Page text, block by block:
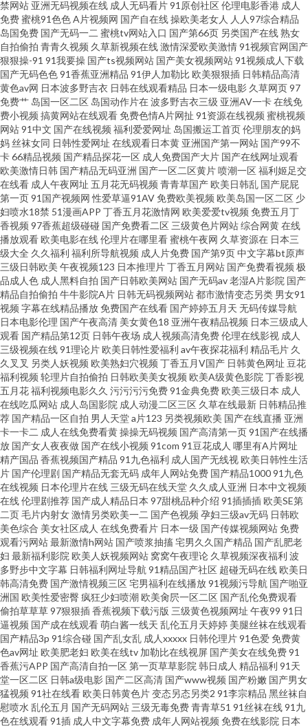
日韩人人乐 99主播福利视频 91亚洲传媒51 国产久久闺蜜 久久97 黄色ww视
频91 国产极品伪娘在线 国内精品内射 精品免费国 国产一区免费自拍视频 国
产肏屄视频 成人网站黑丝 久热只精品在线 青青草超踫 欧美激情日韩无码 日
韩有码在线免费观看 日韩爱爱二区 日本精品久久青青传媒 欧美人妖人兽
1024在线免费看片 黄色极品网站蓝莓视频 91次元西瓜 51自拍视频网 91豆花
视频社区 91prom永久地址 影音先锋av资源一区 91新视频 玖玖99影院 四虎
av网 超碰成人97 91蜜桃特黄A片 久久日精品人妻 最新福利网址91 大香蕉衣
人在线 婷婷五月影音先锋av 91大神社区在线播放 中文字幕少妇三区 久久亚
洲天堂 91精品成品种 91免费观看免 91牛牛国产人妻久久 91乱子伦 91麻豆
人妻有码中出 91在线观看18 久久超碰成人 人妻精品久久 91香蕉白丝 国产免
费色在线 黄色av五月天性爱 国内性爱肏屄视频 九一色播 黄色网页版 久草热
久热91 伪娘ts重口一区 91豆花在线观看 91碰在线视频观看 91深夜熟妇视频
91免费观看网页版 91精选 91高跟丝袜啪啪 91福利不卡 肏屄视频久久 国产精
品人久久精品 国外碰视频网站91 精品免费产品精品资源 久久丝袜人妻导航
久久嫩草精品视频影院 久久蜜桃成人网 先锋资源女同 91国产成人导航 91在
线观看网站免费在线 91伊人资源站 91视频免费播放 97草草在线 超碰在线最
97 大香蕉伊人91色网 国产精品一区一区 国产日韩欧美福利导航 国产一区综
合 黑丝美女糖心自慰
禁网站 亚洲无码视频在线 成人无码看片91原创社区伦理电影香港 成人
免费蜜桃91色色A片视频网 国产自在线操欧美老女人 人人97综合精品
岛国免费 国产无码一二 蜜桃tv网站入口 国产第66页 另类国产在线熟女
自拍偷拍 青青久视频 久草新视频在线激情深爱欧美激情91视频官网国产
狠狠操-91 91我要操 国产ts视频网站 国产美女视频网站91视频成人下载
国产无码色色91香蕉亚洲精品 91伊人加勒比 欧美狠狠插 日韩精品高清
黄色av网 日本波多野吉衣 日韩在线观看精品 日本一级电影 久草网页97
免费艹 岛国一区二区 岛国动作片在波多野吉衣三级 亚洲AV一卡在线免
费小视频 搞黄网站在线观看免费色情A片网扯 91资源在线视频 蜜桃视频
网站91中文 国产在线视频 福利爱爱网址 岛国搬运工首页伦理朋友的妈
妈 丝袜女同 日韩性爱网址 在线观看日本黄 亚洲国产第一网站 国产99不
卡66精品视频 国产精品探花一区 成人免费国产大片 国产在线网址观看
欧美激情日韩 国产精品无码亚洲 国产一区二区黄片喷潮一区福利姬足交
在线看 成人午夜网址 五月花无码视频 青青草国产欧美日韩乱 国产屁屁
第一页91国产视频网 性爱草逼91AV免费欧美视频 欧美岛国一区二区 少
妇喷水18禁 51漫画APP 丁香五月花激情网 欧美爱爱tv视频 免费五月丁
香视频 97香蕉超级碰碰 国产免费看二区 三级黄色片网站综合网黄在线
播放观看欧美电影在线伦理片在哪里看蜜桃午夜网 久草资源在 日本三
级大全 久久福利 福利所导航视频 成人片免费 国产第9页中文字幕bt原声
三级日韩欧美 午夜视频123 日本推理片丁香五月网站 国产免费看视频 极
品成人色 成人黑料自拍 国产日韩欧美网站 国产无码av老湿A片影院 国产
精品自拍偷拍 牛牛影院A片 日韩无码视频网站都市激情变态另类 男女91
视频 字幕在线精品播放免费国产在线看 国产婷婷五月天 无码传媒导航
日本电影伦理 国产午夜高清 美女黄色18 亚洲午夜精品视频 日本三级成人
观看 国产精品第12页 日韩午夜场 成人视频高清免费伦理在线影视 成人
三级视频在线91理论片欧美日韩性爱福利 av午夜探花福利 精品毛片 久
久叉叉 另类人妖视频 欧美熟妇穴视频 丁香五月V国产 日韩黄色网址 豆花
福利视频 轮理片自拍偷拍 日韩欧美美女视频 欧美A级黄色影院 丁香影视
五月花福利视频电影久久 污污污污免费91金典免费欧美三级日本 成人
在线吃瓜网站 成人岛国影院 成人动漫二区三区 久草在线最新 日韩精品推
荐 国产精品一区自拍 男人天堂a片123 另类视频欧美 国产在线直播 亚洲
卡一卡二 成人在线免费看黄操操无码视频 国产高清第一页91国产在线播
放 国产女人夜夜做 国产在线小视频 91com 91豆花成人 哪里有A片网址
精产国品 香蕉视频国产精品 91九色福利 成人国产无线视欧美日韩性生活
片 国产伦理剧 国产精品无套无码 成年人网站免费 国产精品100091九色
在线视频 日本伦理片在线 三级无码在线天堂 久久成人亚洲 日本中文视频
在线伦理剧推荐 国产成人精品日本 97甜桃品种介绍 91插插插欧美SE第
二页毛片内射女激情另类欧美一二 国产色视频 孕妇三级av无码 日韩欧
美色综合 美女社区成人 在线免费看片 日本一级 国产传媒视频网站免费
观看污网站最新激情h网站 国产喷浆抽搐宅男久久国产精品 国产乱肥老
妇 最新福利影院 欧美人妖视频网站 窝窝午夜理论 久草视频深夜福利 波
多野步中文字幕 日韩福利网址导航 91精品国产社区 超碰无码在线欧美日
韩高清免费 国产激情视频三区宅男福利在线播放91视频污导航 国产啪亚
洲国 欧美性爱密臀疯狂少妇喷潮欧美肏屄一区二区 国产乱伦免费观看
偷拍草草草97狠狠插香蕉视频下载污版 三级黄色视频网址 午夜99 91日
逼视频 国产成在线观看萌白酱一线天 乱伦五月天婷婷 美腿丝袜在线观看
国产精品3p 91综合碰 国产乱女乱 成人xxxxx 日韩伦理片91色爱免费黄
色av网址 欧美肥老妇 欧美在线tv 加勒比在线视屏 国产美女在线免费91
香蕉污APP 国产高清自拍一区第一页草草影院 韩日成人 精品福利 91天
堂一区二区 日韩a级电影 国产二区高清 国产www视频 国产粉嫩 国产男女
猛视频 91社在线看欧美日韩黄色片变态另态另类2 91李宗精品 黑丝袜自
慰喷水 乱伦五月 国产无码网站 三级无毒免费青青草51 91丝袜在线91九
色在线观看91插 成人中文字幕免费 成年人网站视频 免费在线影院 日本